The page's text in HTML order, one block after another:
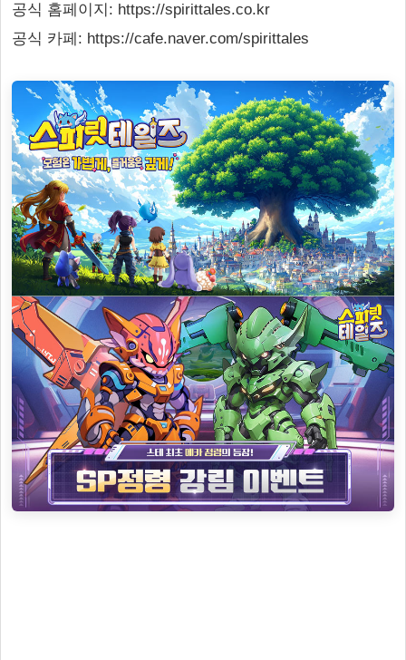
공식 홈페이지: https://spirittales.co.kr
공식 카페: https://cafe.naver.com/spirittales